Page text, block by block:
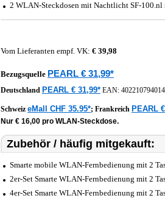
2 WLAN-Steckdosen mit Nachtlicht SF-
Vom Lieferanten empf. VK: € 39,98
Bezugsquelle PEARL € 31,99*
Deutschland PEARL € 31,99* EAN:
Schweiz eMall CHF 35.95*; Frankreich PEARL
Nur € 16,00 pro WLAN-Steckdose.
Zubehör / häufig mitgekauft:
Smarte mobile WLAN-Fernbedienung mit 2
2er-Set Smarte WLAN-Fernbedienung mit 2
4er-Set Smarte WLAN-Fernbedienung mit 2